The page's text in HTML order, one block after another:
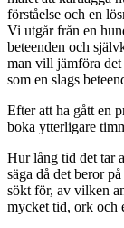
förståelse och en
Vi utgår från en
beteenden och
man vill jämföra det
som en slags
Efter att ha gått en
boka ytterligare
Hur lång tid det tar
säga då det beror
sökt för, av vilken
mycket tid, ork och